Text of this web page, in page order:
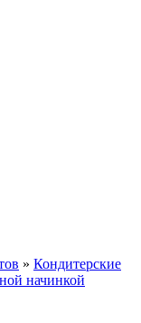
» Кондитерские
начинкой